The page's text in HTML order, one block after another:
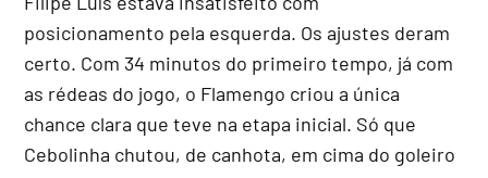
posicionamento pela esquerda. Os ajustes deram
certo. Com 34 minutos do primeiro tempo, já com
as rédeas do jogo, o Flamengo criou a única
chance clara que teve na etapa inicial. Só que
Cebolinha chutou, de canhota, em cima do goleiro